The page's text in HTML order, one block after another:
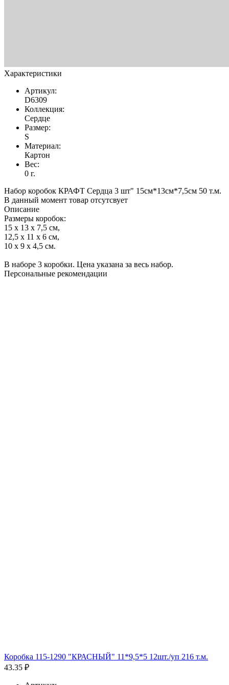
Характеристики
Артикул:
D6309
Коллекция:
Сердце
Размер:
S
Материал:
Картон
Вес:
0 г.
Набор коробок КРАФТ Сердца 3 шт" 15см*13см*7,5см 50 т.м.
В данный момент товар отсутсвует
Описание
Размеры коробок:
15 x 13 x 7,5 см,
12,5 x 11 x 6 см,
10 x 9 x 4,5 см.
В наборе 3 коробки. Цена указана за весь набор.
Персональные рекомендации
Коробка 115-1290 "КРАСНЫЙ" 11*9,5*5 12шт./уп 216 т.м.
43.35 ₽